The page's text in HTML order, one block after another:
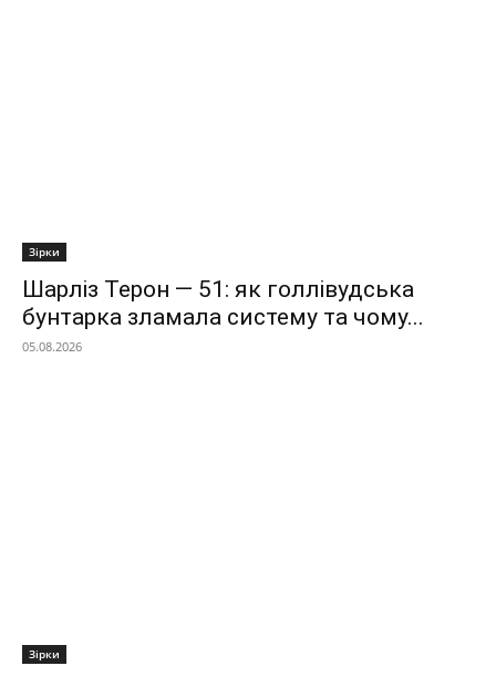
Зірки
Шарліз Терон — 51: як голлівудська
бунтарка зламала систему та чому...
05.08.2026
Зірки